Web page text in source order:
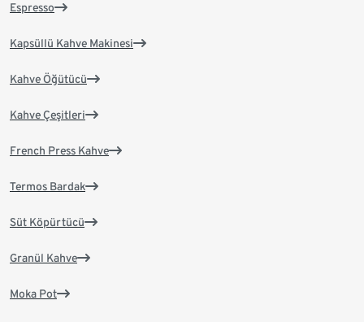
Espresso
Kapsüllü Kahve Makinesi
Kahve Öğütücü
Kahve Çeşitleri
French Press Kahve
Termos Bardak
Süt Köpürtücü
Granül Kahve
Moka Pot